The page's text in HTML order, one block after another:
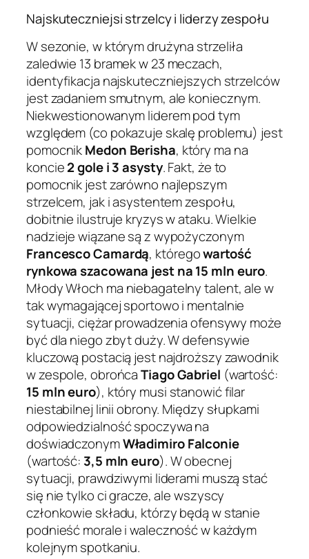
Najskuteczniejsi strzelcy i liderzy zespołu
W sezonie, w którym drużyna strzeliła
zaledwie 13 bramek w 23 meczach,
identyfikacja najskuteczniejszych strzelców
jest zadaniem smutnym, ale koniecznym.
Niekwestionowanym liderem pod tym
względem (co pokazuje skalę problemu) jest
pomocnikMedon Berisha, który ma na
koncie2 gole i 3 asysty. Fakt, że to
pomocnik jest zarówno najlepszym
strzelcem, jak i asystentem zespołu,
dobitnie ilustruje kryzys w ataku. Wielkie
nadzieje wiązane są z wypożyczonym
Francesco Camardą, któregowartość
rynkowa szacowana jest na 15 mln euro.
Młody Włoch ma niebagatelny talent, ale w
tak wymagającej sportowo i mentalnie
sytuacji, ciężar prowadzenia ofensywy może
być dla niego zbyt duży. W defensywie
kluczową postacią jest najdroższy zawodnik
w zespole, obrońcaTiago Gabriel (wartość:
15 mln euro), który musi stanowić filar
niestabilnej linii obrony. Między słupkami
odpowiedzialność spoczywa na
doświadczonymWładimiro Falconie
(wartość: 3,5 mln euro). W obecnej
sytuacji, prawdziwymi liderami muszą stać
się nie tylko ci gracze, ale wszyscy
członkowie składu, którzy będą w stanie
podnieść morale i waleczność w każdym
kolejnym spotkaniu.